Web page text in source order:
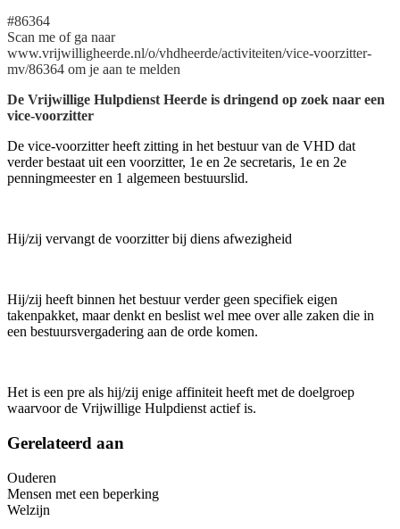
#86364
Scan me of ga naar
www.vrijwilligheerde.nl/o/vhdheerde/activiteiten/vice-voorzitter-
mv/86364 om je aan te melden
De Vrijwillige Hulpdienst Heerde is dringend op zoek naar een
vice-voorzitter
De vice-voorzitter heeft zitting in het bestuur van de VHD dat
verder bestaat uit een voorzitter, 1e en 2e secretaris, 1e en 2e
penningmeester en 1 algemeen bestuurslid.
Hij/zij vervangt de voorzitter bij diens afwezigheid
Hij/zij heeft binnen het bestuur verder geen specifiek eigen
takenpakket, maar denkt en beslist wel mee over alle zaken die in
een bestuursvergadering aan de orde komen.
Het is een pre als hij/zij enige affiniteit heeft met de doelgroep
waarvoor de Vrijwillige Hulpdienst actief is.
Gerelateerd aan
Ouderen
Mensen met een beperking
Welzijn